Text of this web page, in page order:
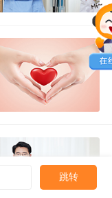
跳转